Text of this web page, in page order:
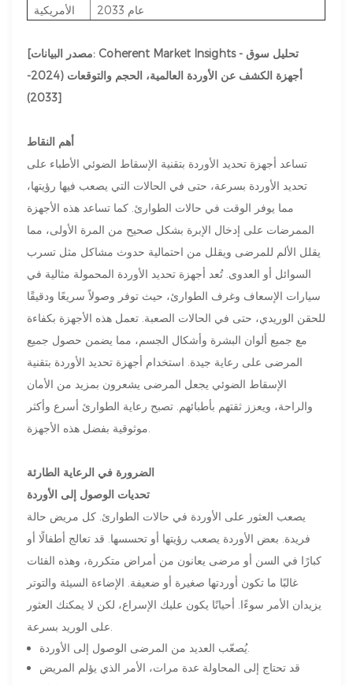
الأمريكية
عام 2033
[مصدر البيانات: Coherent Market Insights - تحليل سوق
أجهزة الكشف عن الأوردة العالمية، الحجم والتوقعات (2024-
2033)]
أهم النقاط
تساعد أجهزة تحديد الأوردة بتقنية الإسقاط الضوئي الأطباء على
تحديد الأوردة بسرعة، حتى في الحالات التي يصعب فيها رؤيتها،
مما يوفر الوقت في حالات الطوارئ. كما تساعد هذه الأجهزة
الممرضات على إدخال الإبرة بشكل صحيح من المرة الأولى، مما
يقلل الألم للمرضى ويقلل من احتمالية حدوث مشاكل مثل تسرب
السوائل أو العدوى. تُعد أجهزة تحديد الأوردة المحمولة مثالية في
سيارات الإسعاف وغرف الطوارئ، حيث توفر وصولاً سريعًا ودقيقًا
للحقن الوريدي، حتى في الحالات الصعبة. تعمل هذه الأجهزة بكفاءة
مع جميع ألوان البشرة وأشكال الجسم، مما يضمن حصول جميع
المرضى على رعاية جيدة. استخدام أجهزة تحديد الأوردة بتقنية
الإسقاط الضوئي يجعل المرضى يشعرون بمزيد من الأمان
والراحة، ويعزز ثقتهم بأطبائهم. تصبح رعاية الطوارئ أسرع وأكثر
الضرورة في الرعاية الطارئة
تحديات الوصول إلى الأوردة
يصعب العثور على الأوردة في حالات الطوارئ. كل مريض حالة
فريدة. بعض الأوردة يصعب رؤيتها أو تحسسها. قد تعالج أطفالًا أو
كبارًا في السن أو مرضى يعانون من أمراض متكررة، وهذه الفئات
غالبًا ما تكون أوردتها صغيرة أو ضعيفة. الإضاءة السيئة والتوتر
يزيدان الأمر سوءًا. أحيانًا يكون عليك الإسراع، لكن لا يمكنك العثور
يُصعّب العديد من المرضى الوصول إلى الأوردة.
قد تحتاج إلى المحاولة عدة مرات، الأمر الذي يؤلم المريض